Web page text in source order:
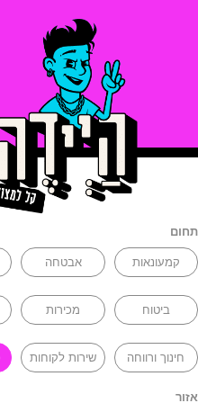
תחום
קמעונאות אבטחה
ביטוח מכירות
חינוך ורווחה שירות לקוחות
אזור